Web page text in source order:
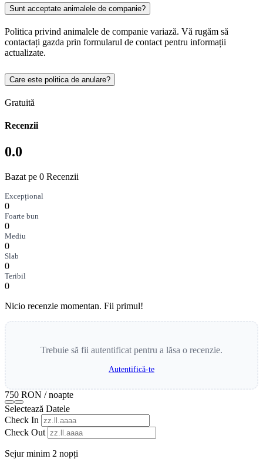
Sunt acceptate animalele de companie?
Politica privind animalele de companie variază. Vă rugăm să
contactați gazda prin formularul de contact pentru informații
actualizate.
Care este politica de anulare?
Gratuită
Recenzii
0.0
Bazat pe 0 Recenzii
Excepțional
0
Foarte bun
0
Mediu
0
Slab
0
Teribil
0
Nicio recenzie momentan. Fii primul!
Trebuie să fii autentificat pentru a lăsa o recenzie.
Autentifică-te
750 RON / noapte
Selectează Datele
Check In
Check Out
Sejur minim 2 nopți